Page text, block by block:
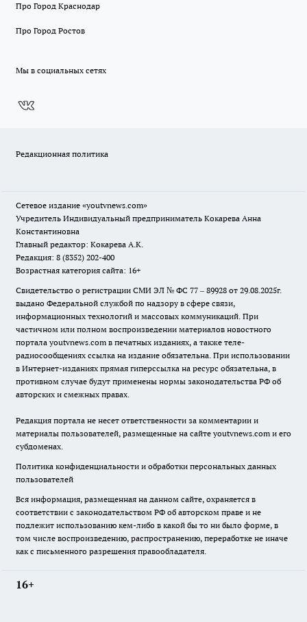
Про Город Краснодар
Про Город Ростов
Мы в социальных сетях
Редакционная политика
Сетевое издание «youtvnews.com»
Учредитель Индивидуальный предприниматель Кокарева Анна
Константиновна
Главный редактор: Кокарева А.К.
Редакция: 8 (8352) 202-400
Возрастная категория сайта: 16+
Свидетельство о регистрации СМИ ЭЛ № ФС 77 – 89928 от 29.08.2025г.
выдано Федеральной службой по надзору в сфере связи,
информационных технологий и массовых коммуникаций. При
частичном или полном воспроизведении материалов новостного
портала youtvnews.com в печатных изданиях, а также теле-
радиосообщениях ссылка на издание обязательна. При использовании
в Интернет-изданиях прямая гиперссылка на ресурс обязательна, в
противном случае будут применены нормы законодательства РФ об
авторских и смежных правах.
Редакция портала не несет ответственности за комментарии и
материалы пользователей, размещенные на сайте youtvnews.com и его
субдоменах.
Политика конфиденциальности и обработки персональных данных
пользователей
Вся информация, размещенная на данном сайте, охраняется в
соответствии с законодательством РФ об авторском праве и не
подлежит использованию кем-либо в какой бы то ни было форме, в
том числе воспроизведению, распространению, переработке не иначе
как с письменного разрешения правообладателя.
16+